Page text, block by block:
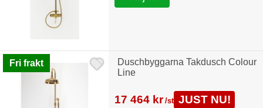
Fri frakt
Duschbyggarna Takdusch Colour
Line
17 464 kr /st JUST NU!